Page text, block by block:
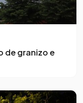
de granizo e